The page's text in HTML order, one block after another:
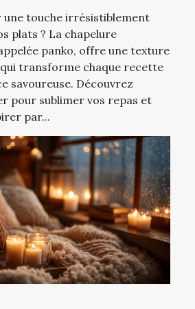
une touche irrésistiblement
plats ? La chapelure
panko, offre une texture
transforme chaque recette
savoureuse. Découvrez
pour sublimer vos repas et
par...